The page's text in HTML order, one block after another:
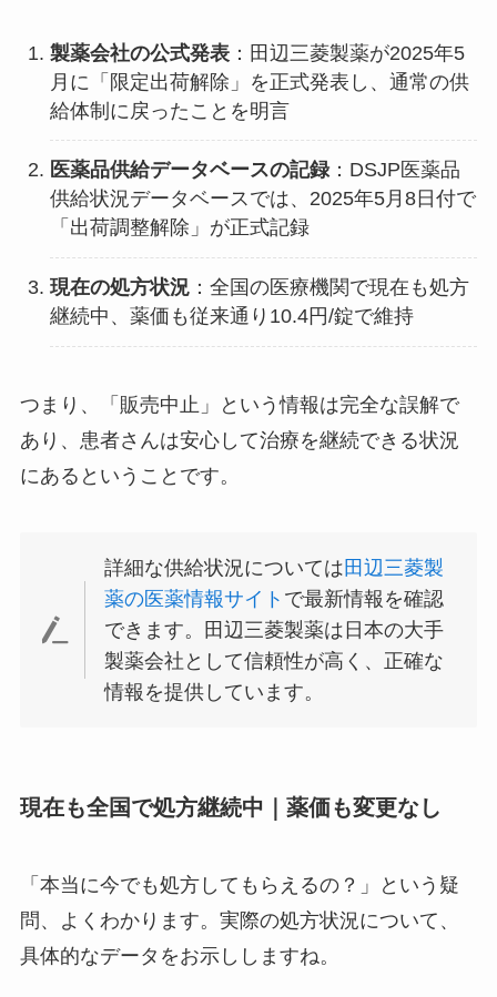
製薬会社の公式発表：田辺三菱製薬が2025年5
月に「限定出荷解除」を正式発表し、通常の供
給体制に戻ったことを明言
医薬品供給データベースの記録：DSJP医薬品
供給状況データベースでは、2025年5月8日付で
「出荷調整解除」が正式記録
現在の処方状況：全国の医療機関で現在も処方
継続中、薬価も従来通り10.4円/錠で維持
つまり、「販売中止」という情報は完全な誤解で
あり、患者さんは安心して治療を継続できる状況
にあるということです。
詳細な供給状況については 田辺三菱製
薬の医薬情報サイト で最新情報を確認
できます。田辺三菱製薬は日本の大手
製薬会社として信頼性が高く、正確な
情報を提供しています。
現在も全国で処方継続中｜薬価も変更なし
「本当に今でも処方してもらえるの？」という疑
問、よくわかります。実際の処方状況について、
具体的なデータをお示ししますね。